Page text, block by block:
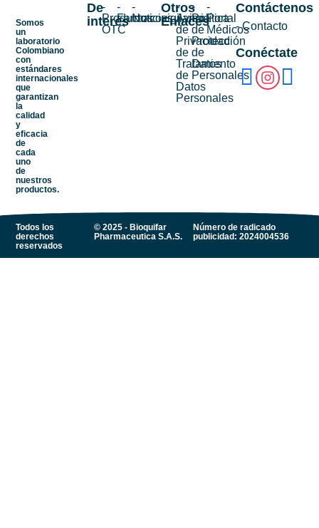
Somos
un
laboratorio
Colombiano
con
estándares
internacionales
que
garantizan
la
calidad
y
eficacia
de
cada
uno
de
nuestros
productos.
De
interés
-
Productos
OTC
-
Farmacovigilancia
-
Noticias
Otros
Enlaces
-
Aviso
de
Privacidad
de
Tratamiento
de
Datos
Personales
-
Política
de
Protección
de
Datos
Personales
-
Portal
Médicos
Contáctenos
- Contacto
Conéctate
Todos los
derechos
reservados
© 2025 - Bioquifar
Pharmaceutica S.A.S.
Número de radicado
publicidad: 2024004536